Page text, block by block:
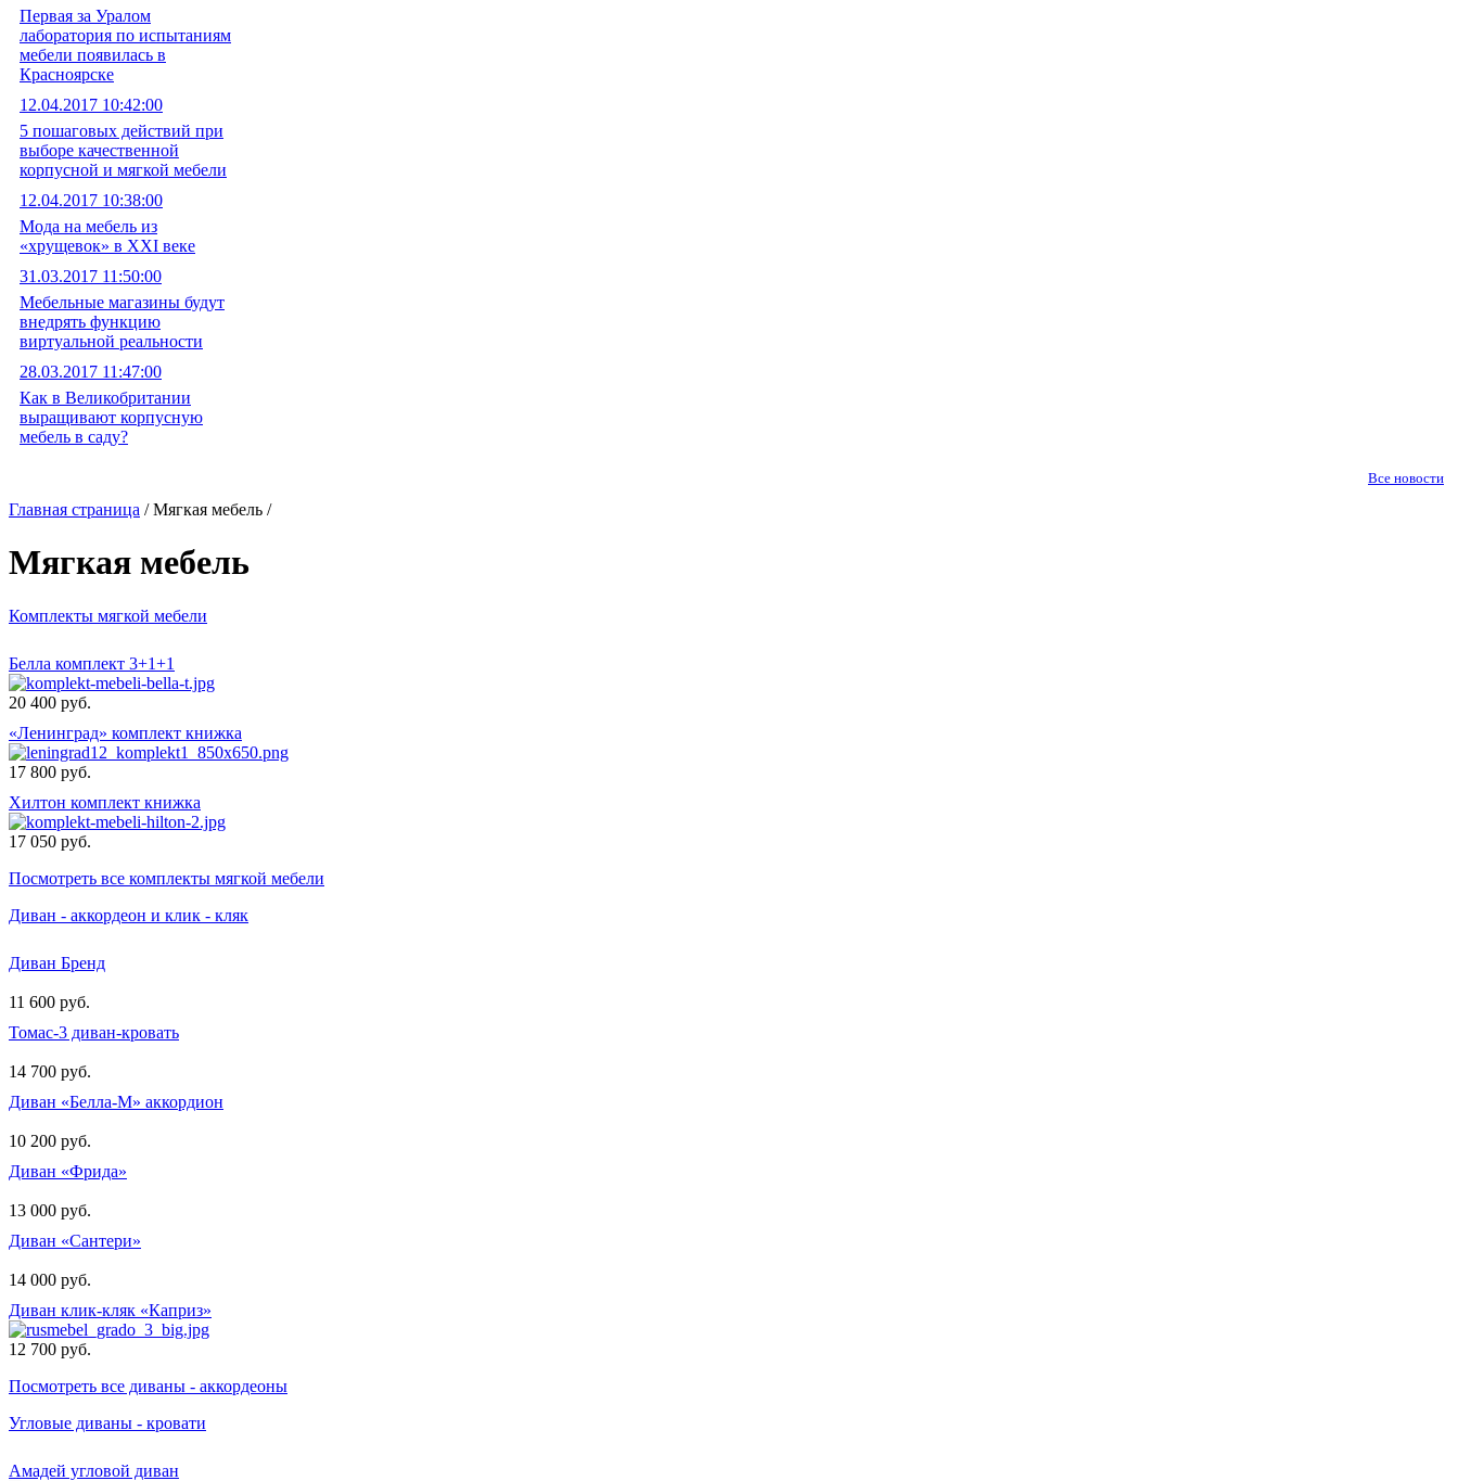
Первая за Уралом
лаборатория по испытаниям
мебели появилась в
Красноярске
12.04.2017 10:42:00
5 пошаговых действий при
выборе качественной
корпусной и мягкой мебели
12.04.2017 10:38:00
Мода на мебель из
«хрущевок» в XXI веке
31.03.2017 11:50:00
Мебельные магазины будут
внедрять функцию
виртуальной реальности
28.03.2017 11:47:00
Как в Великобритании
выращивают корпусную
мебель в саду?
Все новости
Главная страница / Мягкая мебель /
Мягкая мебель
Комплекты мягкой мебели
Белла комплект 3+1+1
20 400 руб.
«Ленинград» комплект книжка
17 800 руб.
Хилтон комплект книжка
17 050 руб.
Посмотреть все комплекты мягкой мебели
Диван - аккордеон и клик - кляк
Диван Бренд
11 600 руб.
Томас-3 диван-кровать
14 700 руб.
Диван «Белла-М» аккордион
10 200 руб.
Диван «Фрида»
13 000 руб.
Диван «Сантери»
14 000 руб.
Диван клик-кляк «Каприз»
12 700 руб.
Посмотреть все диваны - аккордеоны
Угловые диваны - кровати
Амадей угловой диван